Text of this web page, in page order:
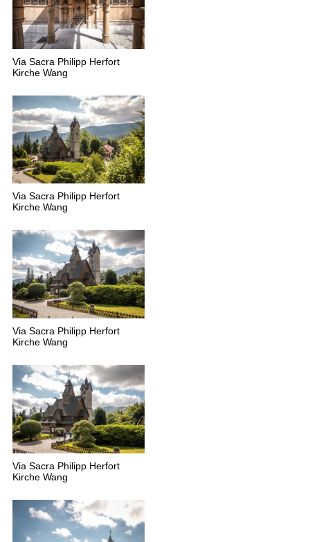
Via Sacra Philipp Herfort
Kirche Wang
Via Sacra Philipp Herfort
Kirche Wang
Via Sacra Philipp Herfort
Kirche Wang
Via Sacra Philipp Herfort
Kirche Wang